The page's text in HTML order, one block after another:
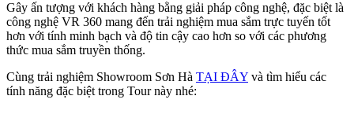
Gây ấn tượng với khách hàng bằng giải pháp công nghệ, đặc biệt là
công nghệ VR 360 mang đến trải nghiệm mua sắm trực tuyến tốt
hơn với tính minh bạch và độ tin cậy cao hơn so với các phương
thức mua sắm truyền thống.
Cùng trải nghiệm Showroom Sơn Hà TẠI ĐÂY và tìm hiểu các
tính năng đặc biệt trong Tour này nhé: